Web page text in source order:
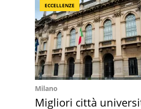
ECCELLENZE
Milano
Migliori città